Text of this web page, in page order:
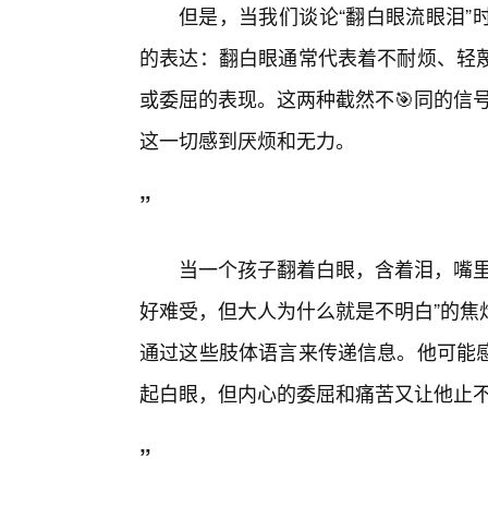
但是，当我们谈论“翻白眼流眼泪
的表达：翻白眼通常代表着不耐烦、
或委屈的表现。这两种截然不🎯同的信
这一切感到厌烦和无力。
”
当一个孩子翻着白眼，含着泪，嘴
好难受，但大人为什么就是不明白”的
通过这些肢体语言来传递信息。他可
起白眼，但内心的委屈和痛苦又让他止
”